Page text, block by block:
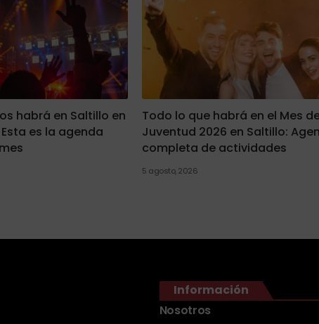
habrá en Saltillo en
es la agenda
Todo lo que habrá en el Mes
Juventud 2026 en Saltillo:
completa de actividades
5 agosto, 2026
Información
Nosotros